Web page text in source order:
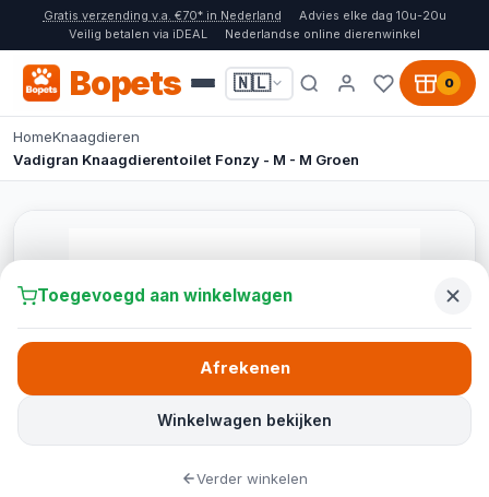
Gratis verzending v.a. €70* in Nederland
Advies elke dag 10u-20u
Veilig betalen via iDEAL
Nederlandse online dierenwinkel
Bopets 🇳🇱 0
HomeKnaagdieren
Vadigran Knaagdierentoilet Fonzy - M - M Groen
Toegevoegd aan winkelwagen
Winkelwagen bekijken
Afrekenen
Verder winkelen